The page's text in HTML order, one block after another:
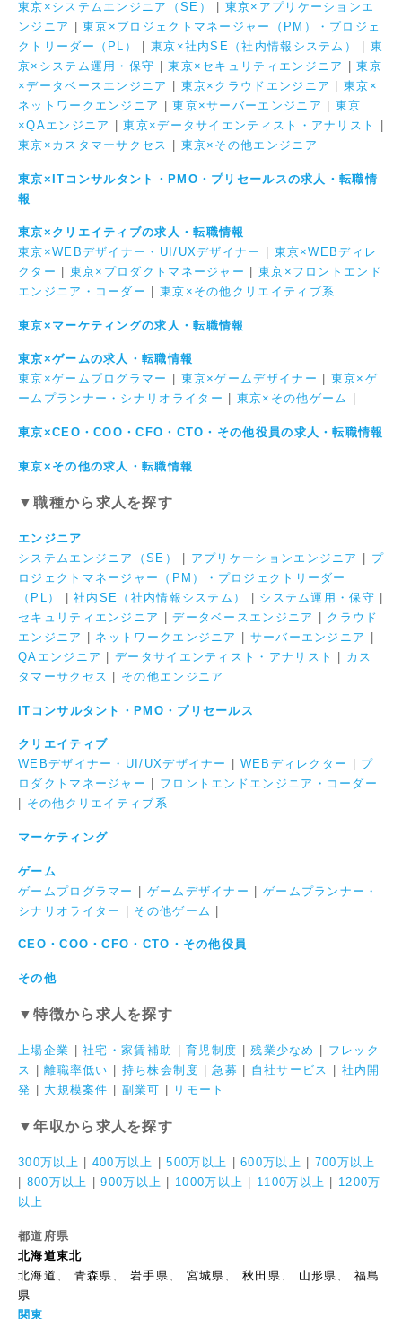
東京×システムエンジニア（SE）
東京×アプリケーションエ
ンジニア
|東京×プロジェクトマネージャー（PM）・プロジェ
クトリーダー（PL）
東京×社内SE（社内情報システム）
東
京×システム運用・保守 |東京×セキュリティエンジニア |東京
×データベースエンジニア
東京×クラウドエンジニア |東京×
ネットワークエンジニア
|東京×サーバーエンジニア
東京
×QAエンジニア
|東京×データサイエンティスト・アナリスト
東京×カスタマーサクセス
東京×その他エンジニア
東京×ITコンサルタント・PMO・プリセールスの求人・転職情
報
東京×クリエイティブの求人・転職情報
東京×WEBデザイナー・UI/UXデザイナー
東京×WEBディレ
クター
東京×プロダクトマネージャー
東京×フロントエンド
エンジニア・コーダー
東京×その他クリエイティブ系
東京×マーケティングの求人・転職情報
東京×ゲームの求人・転職情報
東京×ゲームプログラマー
東京×ゲームデザイナー
東京×ゲ
ームプランナー・シナリオライター
東京×その他ゲーム
東京×CEO・COO・CFO・CTO・その他役員の求人・転職情報
東京×その他の求人・転職情報
▼職種から求人を探す
エンジニア
システムエンジニア（SE）
アプリケーションエンジニア
プ
ロジェクトマネージャー（PM）・プロジェクトリーダー
（PL）
|社内SE（社内情報システム） システム運用・保守
セキュリティエンジニア
|データベースエンジニア
クラウド
エンジニア
ネットワークエンジニア サーバーエンジニア
QAエンジニア
|データサイエンティスト・アナリスト
カス
タマーサクセス
その他エンジニア
ITコンサルタント・PMO・プリセールス
クリエイティブ
WEBデザイナー・UI/UXデザイナー
WEBディレクター
プ
ロダクトマネージャー
フロントエンドエンジニア・コーダー
その他クリエイティブ系
マーケティング
ゲーム
ゲームプログラマー | ゲームデザイナー | ゲームプランナー・
シナリオライター | その他ゲーム |
CEO・COO・CFO・CTO・その他役員
その他
▼特徴から求人を探す
上場企業 |社宅・家賃補助 |育児制度 |残業少なめ
フレック
ス
|離職率低い 持ち株会制度 |急募 自社サービス
社内開
発
大規模案件 副業可 リモート
▼年収から求人を探す
300万以上 400万以上 |500万以上 |600万以上
700万以上
800万以上 |900万以上 1000万以上 1100万以上
1200万
以上
都道府県
北海道東北
北海道
青森県 、岩手県 宮城県 、秋田県 山形県 、福島
県
関東